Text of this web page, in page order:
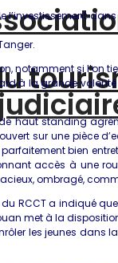
notamment si l’on
à la grande
haut standing
sur une pièce
bien
accès à une
ombragé,
RCCT a indiqué
met à la
les jeunes